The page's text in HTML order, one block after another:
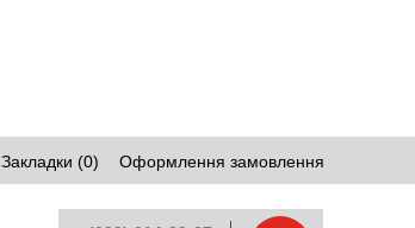
Закладки (0) Оформлення замовлення